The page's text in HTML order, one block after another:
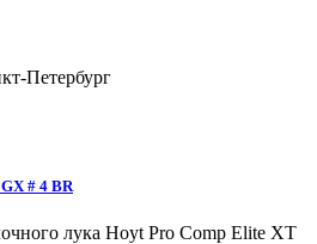
Петербург
# 4 BR
лука Hoyt Pro Comp Elite XT